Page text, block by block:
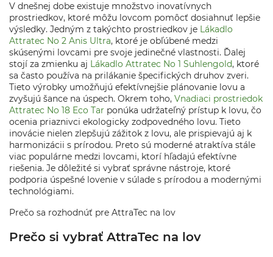
V dnešnej dobe existuje množstvo inovatívnych
prostriedkov, ktoré môžu lovcom pomôcť dosiahnuť lepšie
výsledky. Jedným z takýchto prostriedkov je Lákadlo
Attratec No 2 Anis Ultra, ktoré je obľúbené medzi
skúsenými lovcami pre svoje jedinečné vlastnosti. Ďalej
stojí za zmienku aj Lákadlo Attratec No 1 Suhlengold, ktoré
sa často používa na prilákanie špecifických druhov zveri.
Tieto výrobky umožňujú efektívnejšie plánovanie lovu a
zvyšujú šance na úspech. Okrem toho, Vnadiaci prostriedok
Attratec No 18 Eco Tar ponúka udržateľný prístup k lovu, čo
ocenia priaznivci ekologicky zodpovedného lovu. Tieto
inovácie nielen zlepšujú zážitok z lovu, ale prispievajú aj k
harmonizácii s prírodou. Preto sú moderné atraktíva stále
viac populárne medzi lovcami, ktorí hľadajú efektívne
riešenia. Je dôležité si vybrať správne nástroje, ktoré
podporia úspešné lovenie v súlade s prírodou a modernými
technológiami.
Prečo sa rozhodnúť pre AttraTec na lov
Prečo si vybrať AttraTec na lov